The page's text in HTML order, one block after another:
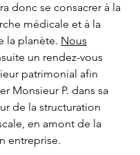
donc se consacrer à la
médicale et à la
la planète. Nous
un rendez-vous
patrimonial afin
Monsieur P. dans sa
de la structuration
en amont de la
entreprise.